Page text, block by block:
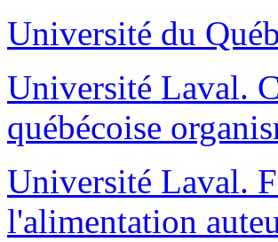
Université du
Université Laval.
québécoise
Université Laval.
l'alimentation